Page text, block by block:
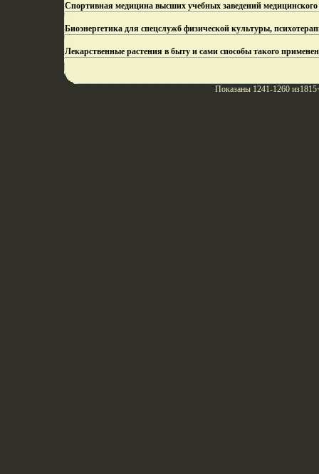
Спортивная медицина высших учебных заведений
Биоэнергетика для спецслужб физической культуры,
Лекарственные растения в быту и сами способы такого
Показаны 1241-1260